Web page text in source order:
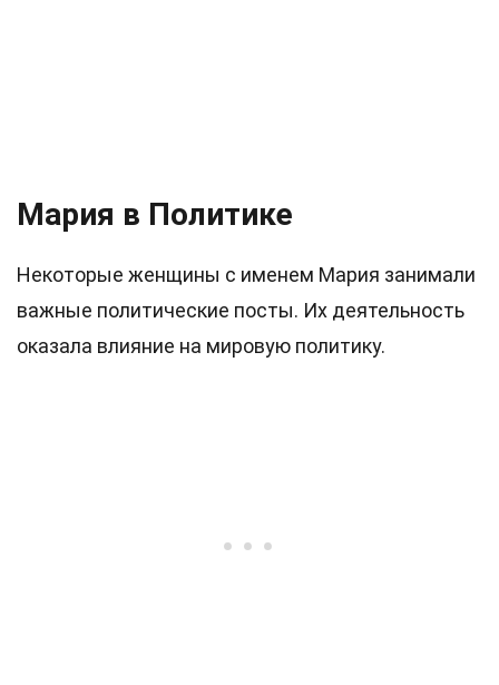
Мария в Политике
Некоторые женщины с именем Мария занимали
важные политические посты. Их деятельность
оказала влияние на мировую политику.